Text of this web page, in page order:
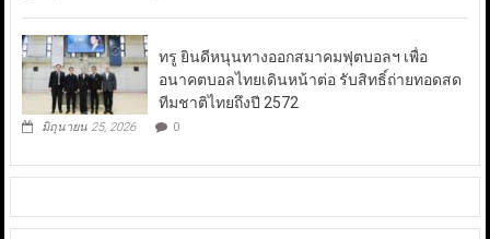
ทรู ยินดีหนุนทางออกสมาคมฟุตบอลฯ เพื่อ
อนาคตบอลไทยเดินหน้าต่อ รับสิทธิ์ถ่ายทอดสด
ทีมชาติไทยถึงปี 2572
มิถุนายน 25, 2026 0